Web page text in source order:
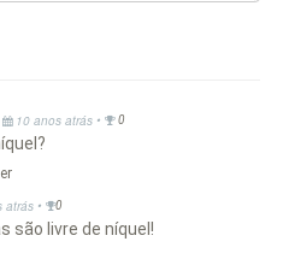
10 anos atrás • 0
atrás • 0
são livre de níquel!